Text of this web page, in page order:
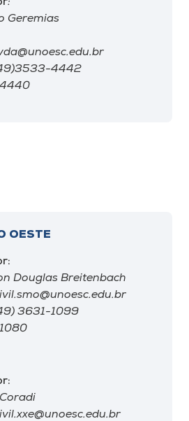
Geremias
4442
OESTE
Douglas Breitenbach
3631-1099